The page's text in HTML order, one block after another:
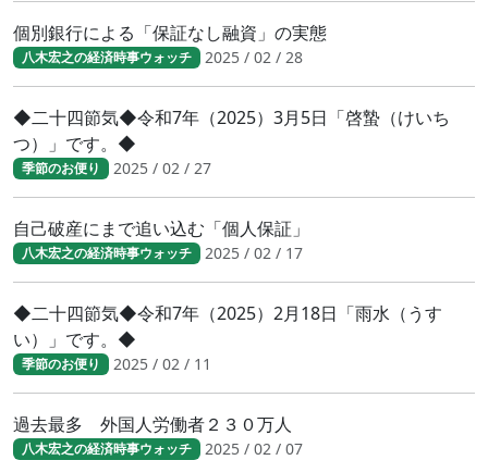
個別銀行による「保証なし融資」の実態
八木宏之の経済時事ウォッチ 2025 / 02 / 28
◆二十四節気◆令和7年（2025）3月5日「啓蟄（けいち
つ）」です。◆
季節のお便り 2025 / 02 / 27
自己破産にまで追い込む「個人保証」
八木宏之の経済時事ウォッチ 2025 / 02 / 17
◆二十四節気◆令和7年（2025）2月18日「雨水（うす
い）」です。◆
季節のお便り 2025 / 02 / 11
過去最多 外国人労働者２３０万人
八木宏之の経済時事ウォッチ 2025 / 02 / 07